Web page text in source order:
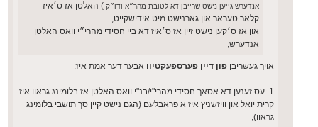
אנדערש גייען נישט שרייבן דא לטובת מהר״א ודו״ק ) האלטן אז ס׳איז
קלאר טעראר און גארנישט מיט אידישקייט,
און אז ס׳קען נישט זיין אז ס׳איז דא ביי חסידי מהרי״י וואס האלטן
אנדערש,
אויך געשריבן פון דיין פערספעקטיוו אבער דער אמת איז:
1. עס זענען דא אסאך חסידי מהרי"י/בנ"י וואס האלטן אז בלומינג גראוו איז
קרית יואל און וויזשניץ איז א פראבלעם (הגם נישט קיין סך תושבי בלומינג
גראוו),